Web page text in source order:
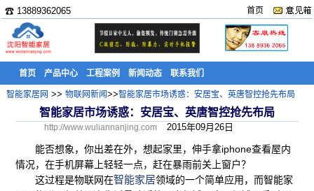
☎ 13889362065 首页
首页 产品中心 工程案例 新闻动态 联系我们
智能家居网 >> 物联网新闻>>智能家居市场诱惑：安居宝、英唐智控抢先布局
智能家居市场诱惑：安居宝、英唐智控抢先布局
http://www.wuliannanjing.com 2015年09月26日
能否想象，你出差在外，想起家里，伸手拿iphone查看屋内
情况，在手机屏幕上轻轻一点，赶在暴雨前关上窗户？
这过程是物联网在智能家居领域的一个简单应用，而智能家